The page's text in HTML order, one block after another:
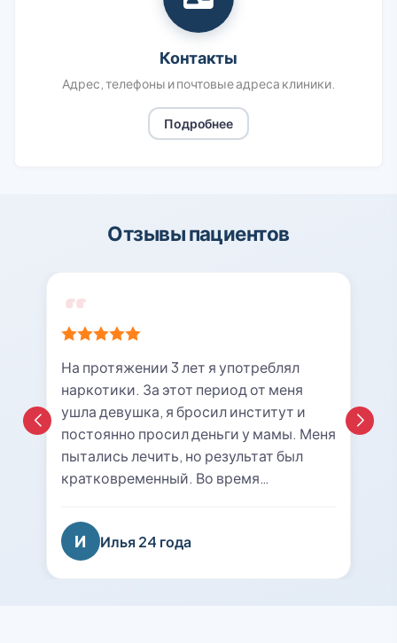
Контакты
Адрес, телефоны и почтовые адреса клиники.
Подробнее
Отзывы пациентов
На протяжении 3 лет я употреблял
наркотики. За этот период от меня
ушла девушка, я бросил институт и
постоянно просил деньги у мамы. Меня
пытались лечить, но результат был
кратковременный. Во время
центра «21rehab». Беседа с наркологом
подтолкнула меня к мысли о
прохождении курса лечения и
И Илья 24 года